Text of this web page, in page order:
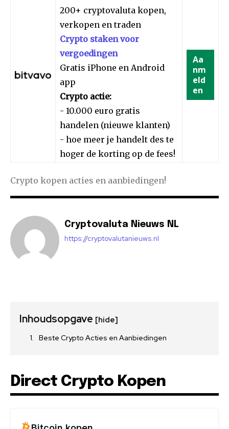
200+ cryptovaluta kopen,
verkopen en traden
Crypto staken voor
vergoedingen
Gratis iPhone en Android
app
Crypto actie:
- 10.000 euro gratis
handelen (nieuwe klanten)
- hoe meer je handelt des te
hoger de korting op de fees!
Aa
nm
eld
en
Crypto kopen acties en aanbiedingen!
Cryptovaluta Nieuws NL
https://cryptovalutanieuws.nl
Inhoudsopgave [hide]
Beste Crypto Acties en Aanbiedingen
Direct Crypto Kopen